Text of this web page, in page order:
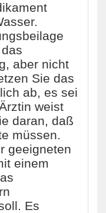
aber nicht
Sie das
ab, es sei
weist
daran, daß
müssen.
geeigneten
einem
Es